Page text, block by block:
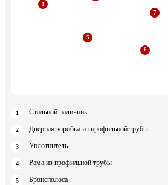
Стальной наличник
Дверная коробка из профильной трубы
Уплотнитель
Рама из профильной трубы
Бронеполоса